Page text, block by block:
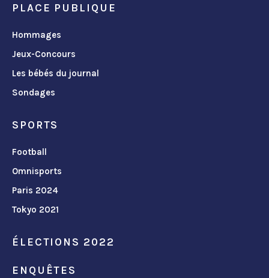
PLACE PUBLIQUE
Hommages
Jeux-Concours
Les bébés du journal
Sondages
SPORTS
Football
Omnisports
Paris 2024
Tokyo 2021
ÉLECTIONS 2022
ENQUÊTES